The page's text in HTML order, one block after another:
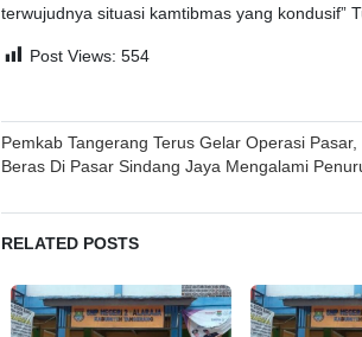
terwujudnya situasi kamtibmas yang kondusif”
Post Views: 554
Post
navigation
Pemkab Tangerang Terus Gelar Operasi Pasar,
Beras Di Pasar Sindang Jaya Mengalami
RELATED POSTS